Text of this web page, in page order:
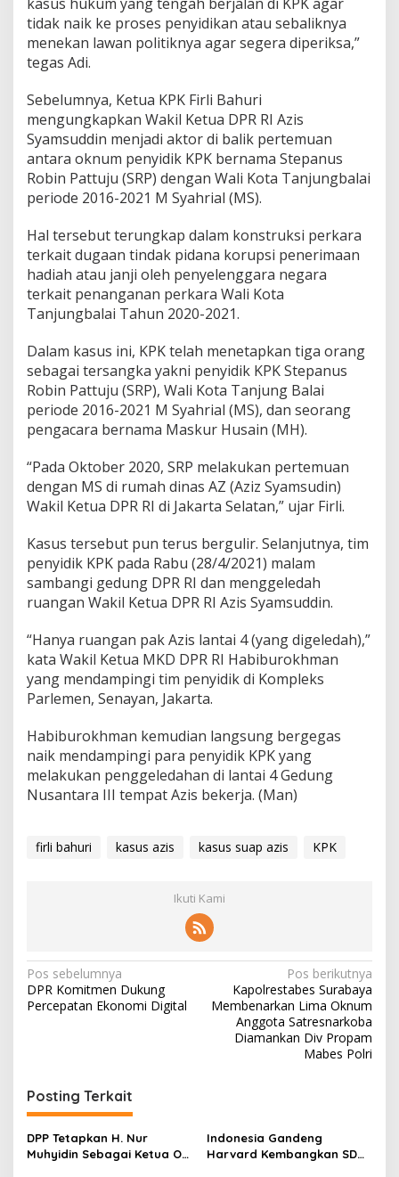
tidak naik ke proses penyidikan atau sebaliknya
menekan lawan politiknya agar segera diperiksa,”
tegas Adi.
Sebelumnya, Ketua KPK Firli Bahuri
mengungkapkan Wakil Ketua DPR RI Azis
Syamsuddin menjadi aktor di balik pertemuan
antara oknum penyidik KPK bernama Stepanus
Robin Pattuju (SRP) dengan Wali Kota Tanjungbalai
periode 2016-2021 M Syahrial (MS).
Hal tersebut terungkap dalam konstruksi perkara
terkait dugaan tindak pidana korupsi penerimaan
hadiah atau janji oleh penyelenggara negara
terkait penanganan perkara Wali Kota
Tanjungbalai Tahun 2020-2021.
Dalam kasus ini, KPK telah menetapkan tiga orang
sebagai tersangka yakni penyidik KPK Stepanus
Robin Pattuju (SRP), Wali Kota Tanjung Balai
periode 2016-2021 M Syahrial (MS), dan seorang
pengacara bernama Maskur Husain (MH).
“Pada Oktober 2020, SRP melakukan pertemuan
dengan MS di rumah dinas AZ (Aziz Syamsudin)
Wakil Ketua DPR RI di Jakarta Selatan,” ujar Firli.
Kasus tersebut pun terus bergulir. Selanjutnya, tim
penyidik KPK pada Rabu (28/4/2021) malam
sambangi gedung DPR RI dan menggeledah
ruangan Wakil Ketua DPR RI Azis Syamsuddin.
“Hanya ruangan pak Azis lantai 4 (yang digeledah),”
kata Wakil Ketua MKD DPR RI Habiburokhman
yang mendampingi tim penyidik di Kompleks
Parlemen, Senayan, Jakarta.
Habiburokhman kemudian langsung bergegas
naik mendampingi para penyidik KPK yang
melakukan penggeledahan di lantai 4 Gedung
Nusantara III tempat Azis bekerja. (Man)
firli bahuri kasus azis kasus suap azis KPK
Ikuti Kami
N
a
a
s
i
Pos sebelumnya
DPR Komitmen Dukung
Percepatan Ekonomi Digital
Pos berikutnya
Kapolrestabes Surabaya
Membenarkan Lima Oknum
Anggota Satresnarkoba
Diamankan Div Propam
Mabes Polri
Posting Terkait
DPP Tetapkan H. Nur
Muhyidin Sebagai Ketua OC
Indonesia Gandeng
Harvard Kembangkan SDM